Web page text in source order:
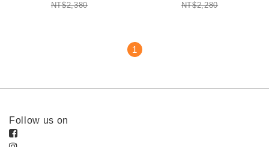
NT$2,380 NT$2,280
1
Follow us on